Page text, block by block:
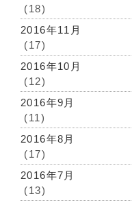
(18)
2016年11月
(17)
2016年10月
(12)
2016年9月
(11)
2016年8月
(17)
2016年7月
(13)